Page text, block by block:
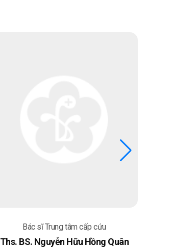
Bác sĩ Trung tâm cấp cứu
Ths. BS. Nguyễn Hữu Hồng Quân